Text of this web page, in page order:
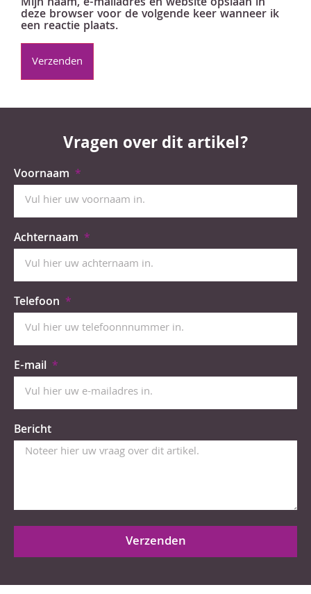
deze browser voor de volgende keer wanneer ik
een reactie plaats.
Vragen over dit artikel?
Voornaam
Achternaam
Telefoon
E-mail
Bericht
Verzenden